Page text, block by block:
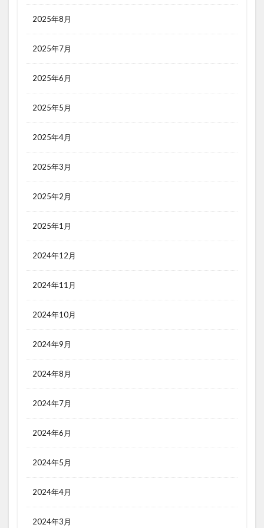
2025年8月
2025年7月
2025年6月
2025年5月
2025年4月
2025年3月
2025年2月
2025年1月
2024年12月
2024年11月
2024年10月
2024年9月
2024年8月
2024年7月
2024年6月
2024年5月
2024年4月
2024年3月